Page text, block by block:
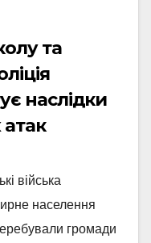
та
наслідки
війська
населення
громади